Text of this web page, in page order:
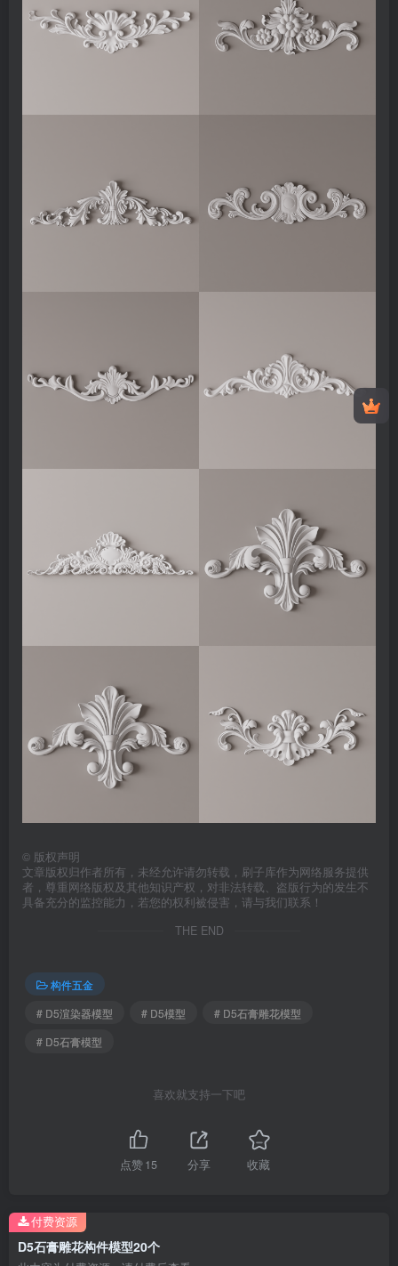
© 版权声明
文章版权归作者所有，未经允许请勿转载，刷子库作为网络服务提供
者，尊重网络版权及其他知识产权，对非法转载、盗版行为的发生不
具备充分的监控能力，若您的权利被侵害，请与我们联系！
THE END
构件五金
# D5渲染器模型
# D5模型
# D5石膏雕花模型
# D5石膏模型
喜欢就支持一下吧
点赞15 分享 收藏
D5石膏雕花构件模型20个
付费资源